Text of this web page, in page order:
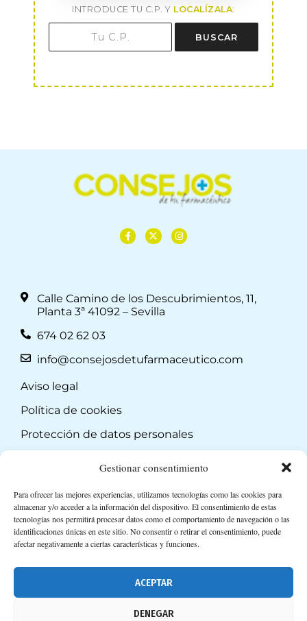
Gestionar consentimiento
Para ofrecer las mejores experiencias, utilizamos tecnologías como las cookies para
almacenar y/o acceder a la información del dispositivo. El consentimiento de estas
tecnologías nos permitirá procesar datos como el comportamiento de navegación o las
identificaciones únicas en este sitio. No consentir o retirar el consentimiento, puede
afectar negativamente a ciertas características y funciones.
ACEPTAR
DENEGAR
INTRODUCE TU C.P. Y LOCALÍZALA:
BUSCAR
Calle Camino de los Descubrimientos, 11,
Planta 3ª 41092 – Sevilla
674 02 62 03
info@consejosdetufarmaceutico.com
Aviso legal
Política de cookies
Protección de datos personales